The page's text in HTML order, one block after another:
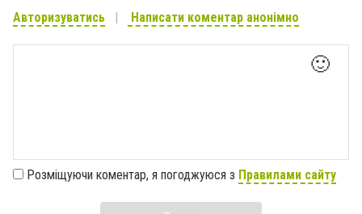
Авторизуватись Написати коментар анонімно
🙂
Розміщуючи коментар, я погоджуюся з Правилами сайту